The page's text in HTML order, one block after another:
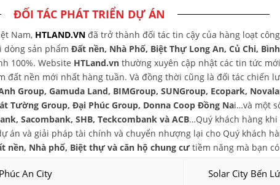
ĐỐI TÁC PHÁT TRIỂN DỰ ÁN
Nam, HTLAND.VN đã trở thành đối tác tin cậy của hàng loạt
dòng sản phẩm Đất nền, Nhà Phố, Biệt Thự Long An, Củ Chi,
100%. Website HTLand.vn thường xuyên cập nhật các tin tức
đất nền mới nhất hàng tuần. Và đồng thời cũng là đối tác chiến
Group, Gamuda Land, BIMGroup, SUNGroup, Ecopark,
Tường Group, Đại Phúc Group, Donna Coop Đồng Nai…và một
Sacombank, SHB, Teckcombank và ACB…Quý khách hàng khi
án và giải pháp tài chính và chuyển nhượng lại cho Quý khách
nền, Nhà phố, Biệt thự và căn hộ chung cưtiềm năng mà bạn
Phúc An City Solar City Bến